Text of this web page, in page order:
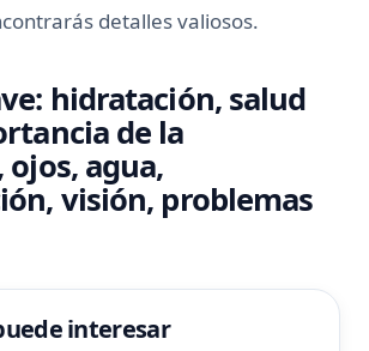
detalles valiosos.
hidratación, salud
de la
agua,
visión, problemas
interesar